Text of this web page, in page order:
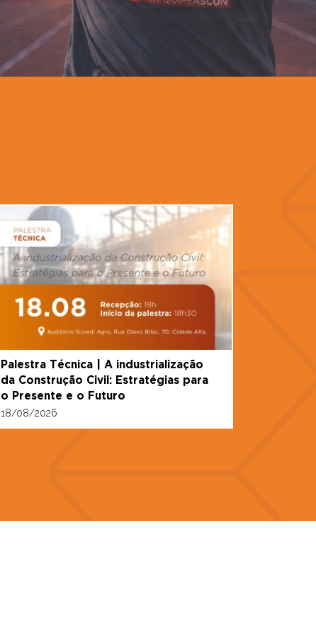
Palestra Técnica | A industrialização
da Construção Civil: Estratégias para
o Presente e o Futuro
18/08/2026